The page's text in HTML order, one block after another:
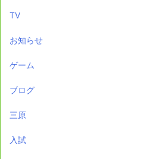
TV
お知らせ
ゲーム
ブログ
三原
入試